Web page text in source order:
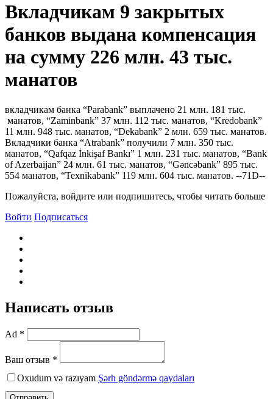
Вкладчикам 9 закрытых
банков выдана компенсация
на сумму 226 млн. 43 тыс.
манатов
вкладчикам банка “Parabank” выплачено 21 млн. 181 тыс.
манатов, “Zaminbank” 37 млн. 112 тыс. манатов, “Kredobank”
11 млн. 948 тыс. манатов, “Dekabank” 2 млн. 659 тыс. манатов.
Вкладчики банка “Atrabank” получили 7 млн. 350 тыс.
манатов, “Qafqaz İnkişaf Bankı” 1 млн. 231 тыс. манатов, “Bank
of Azerbaijan” 24 млн. 61 тыс. манатов, “Gəncəbank” 895 тыс.
554 манатов, “Texnikabank” 119 млн. 604 тыс. манатов. --71D--
Пожалуйста, войдите или подпишитесь, чтобы читать больше
Войти Подписаться
Написать отзыв
Ad *
Ваш отзыв *
Oxudum və razıyam Şərh göndərmə qaydaları